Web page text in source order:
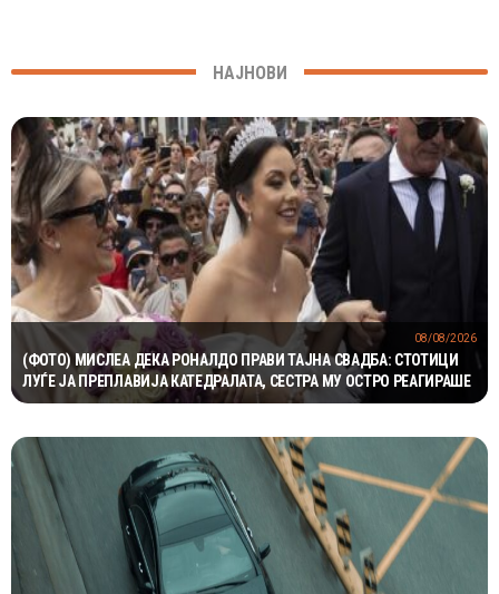
НАЈНОВИ
(ФОТО) МИСЛЕА ДЕКА РОНАЛДО ПРАВИ ТАЈНА СВАДБА: СТОТИЦИ
ЛУЃЕ ЈА ПРЕПЛАВИЈА КАТЕДРАЛАТА, СЕСТРА МУ ОСТРО РЕАГИРАШЕ
08/08/2026